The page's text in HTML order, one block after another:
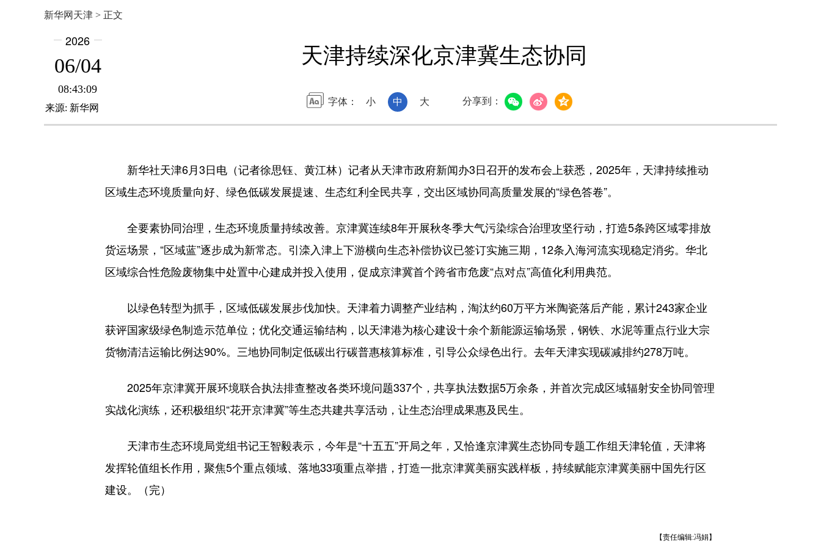
新华网天津 > 正文
2026
06/04
08:43:09
来源: 新华网
天津持续深化京津冀生态协同
字体： 小 中 大 分享到：
新华社天津6月3日电（记者徐思钰、黄江林）记者从天津市政府新闻办3日召开的发布会上获悉，2025年，天津持续推动
区域生态环境质量向好、绿色低碳发展提速、生态红利全民共享，交出区域协同高质量发展的“绿色答卷”。
全要素协同治理，生态环境质量持续改善。京津冀连续8年开展秋冬季大气污染综合治理攻坚行动，打造5条跨区域零排放
货运场景，“区域蓝”逐步成为新常态。引滦入津上下游横向生态补偿协议已签订实施三期，12条入海河流实现稳定消劣。华北
区域综合性危险废物集中处置中心建成并投入使用，促成京津冀首个跨省市危废“点对点”高值化利用典范。
以绿色转型为抓手，区域低碳发展步伐加快。天津着力调整产业结构，淘汰约60万平方米陶瓷落后产能，累计243家企业
获评国家级绿色制造示范单位；优化交通运输结构，以天津港为核心建设十余个新能源运输场景，钢铁、水泥等重点行业大宗
货物清洁运输比例达90%。三地协同制定低碳出行碳普惠核算标准，引导公众绿色出行。去年天津实现碳减排约278万吨。
2025年京津冀开展环境联合执法排查整改各类环境问题337个，共享执法数据5万余条，并首次完成区域辐射安全协同管理
实战化演练，还积极组织“花开京津冀”等生态共建共享活动，让生态治理成果惠及民生。
天津市生态环境局党组书记王智毅表示，今年是“十五五”开局之年，又恰逢京津冀生态协同专题工作组天津轮值，天津将
发挥轮值组长作用，聚焦5个重点领域、落地33项重点举措，打造一批京津冀美丽实践样板，持续赋能京津冀美丽中国先行区
建设。（完）
【责任编辑:冯娟】